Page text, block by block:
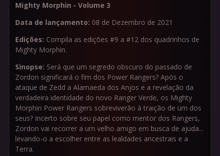
Mighty Morphin - Volume 3
Data de lançamento: 08 de Dezembro de 2021
Edições: Compila as edições #9 a #12 dos quadrinhos de
Mighty Morphin.
Sinopse: Será que um segredo obscuro do passado de
Zordon significará o fim dos Power Rangers? Após o
ataque de Zedd a Alamaeda dos Anjos e a revelação da
verdadeira identidade do novo Ranger Verde, os Mighty
Morphin Power Rangers sobreviverão à traição de um dos
seus? Incerto sobre seu papel como mentor dos Rangers,
Zordon vai recorrer a um velho amigo em busca de ajuda...
levando-o a escolher entre as lealdades ancestrais e a
Terra.